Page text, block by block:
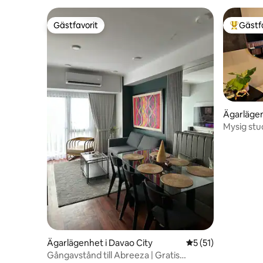
Gästfavorit
Gästfavorit
Ägarlägenhet i Davao City 5 av 5 i
5 (51)
Gångavstånd till Abreeza | Gratis
Populär
Mysig